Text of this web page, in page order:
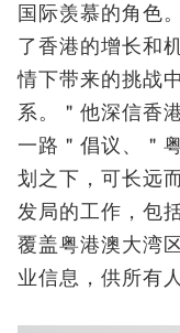
国际羡慕的角色
了香港的增长和
情下带来的挑战
系。＂他深信香
一路＂倡议、＂
划之下，可长远
发局的工作，包
覆盖粤港澳大湾
业信息，供所有